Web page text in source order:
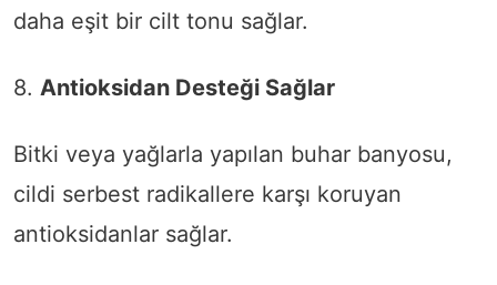
daha eşit bir cilt tonu sağlar.
8. Antioksidan Desteği Sağlar
Bitki veya yağlarla yapılan buhar banyosu,
cildi serbest radikallere karşı koruyan
antioksidanlar sağlar.